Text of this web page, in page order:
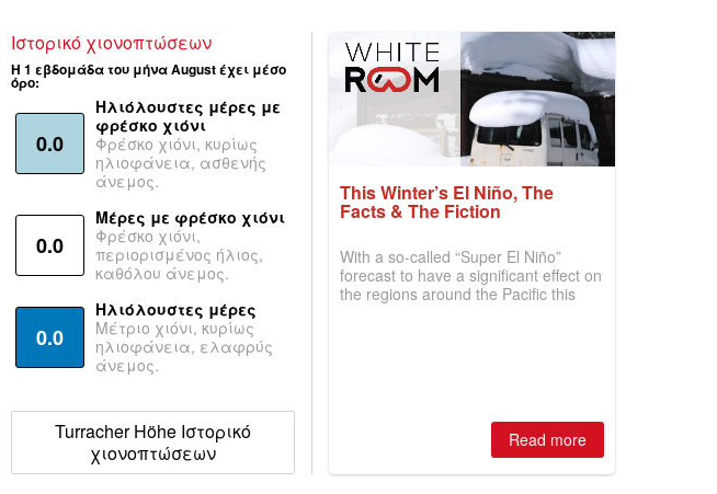
Ιστορικό χιονοπτώσεων
Η 1 εβδομάδα του μήνα August έχει μέσο
όρο:
0.0
Ηλιόλουστες μέρες με
φρέσκο χιόνι
Φρέσκο χιόνι, κυρίως
ηλιοφάνεια, ασθενής
άνεμος.
0.0
Μέρες με φρέσκο χιόνι
Φρέσκο χιόνι,
περιορισμένος ήλιος,
καθόλου άνεμος.
0.0
Ηλιόλουστες μέρες
Μέτριο χιόνι, κυρίως
ηλιοφάνεια, ελαφρύς
άνεμος.
Turracher Höhe Ιστορικό
χιονοπτώσεων
This Winter’s El Niño, The
Facts & The Fiction
With a so-called “Super El Niño”
forecast to have a significant effect on
the regions around the Pacific this
Read more